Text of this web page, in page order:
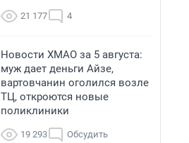
21 177 4
Новости ХМАО за 5 августа:
муж дает деньги Айзе,
вартовчанин оголился возле
ТЦ, откроются новые
поликлиники
19 293 Обсудить